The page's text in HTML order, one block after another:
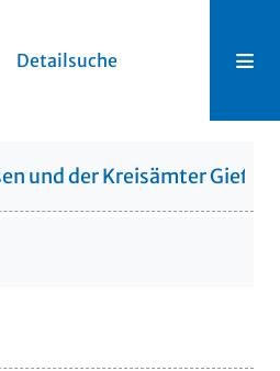
Detailsuche
der Kreisämter